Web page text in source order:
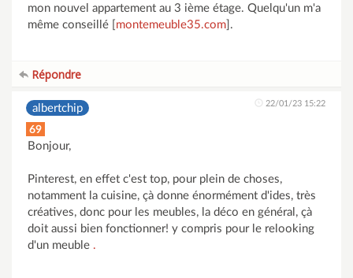
mon nouvel appartement au 3 ième étage. Quelqu'un m'a
même conseillé [ montemeuble35.com ].
Répondre
albertchip 22/01/23 15:22
69
Bonjour,
Pinterest, en effet c'est top, pour plein de choses,
notamment la cuisine, çà donne énormément d'ides, très
créatives, donc pour les meubles, la déco en général, çà
doit aussi bien fonctionner! y compris pour le relooking
d'un meuble .